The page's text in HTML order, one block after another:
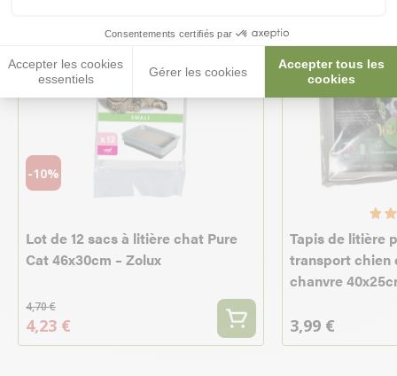
Consentements certifiés par
Accepter les cookies
essentiels
Gérer les cookies
Accepter tous les
cookies
-10%
Lot de 12 sacs à litière chat Pure
Cat 46x30cm – Zolux
4,70 €
4,23 €
Tapis de litière
transport chien
chanvre
3,99 €